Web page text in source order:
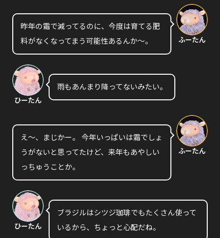
昨年の霜で減ってるのに、今度は育てる肥
料がなくなってまう可能性あるんか〜。
ふーたん
ひーたん
雨もあんまり降ってないみたい。
え〜、まじかー。 今年いっぱいは霜でしょ
うがないと思ってたけど、来年もあやしい
っちゅうことか。
ふーたん
ひーたん
ブラジルはシツジ珈琲でもたくさん使って
いるから、ちょっと心配だね。